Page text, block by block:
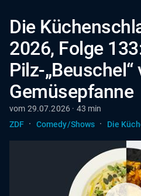
Die
2026, Folge
Pilz-„Beuschel“
Gemüsepfanne
vom 29.07.2026 · 43 min
ZDF · Comedy/Shows · Die